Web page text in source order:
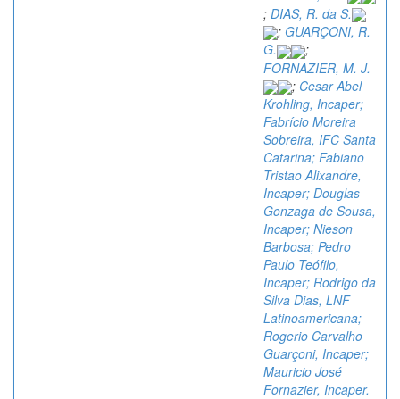
; DIAS, R. da S.
; GUARÇONI, R.
G.
;
FORNAZIER, M. J.
; Cesar Abel
Krohling, Incaper;
Fabrício Moreira
Sobreira, IFC Santa
Catarina; Fabiano
Tristao Alixandre,
Incaper; Douglas
Gonzaga de Sousa,
Incaper; Nieson
Barbosa; Pedro
Paulo Teófilo,
Incaper; Rodrigo da
Silva Dias, LNF
Latinoamericana;
Rogerio Carvalho
Guarçoni, Incaper;
Mauricio José
Fornazier, Incaper.